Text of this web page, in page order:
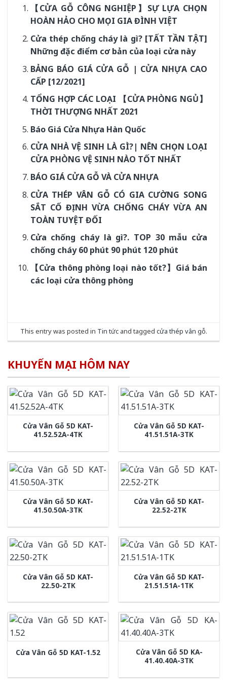
【CỬA GỖ CÔNG NGHIỆP】SỰ LỰA CHỌN
HOÀN HẢO CHO MỌI GIA ĐÌNH VIỆT
Cửa thép chống cháy là gì? [TẤT TẦN TẬT]
Những đặc điểm cơ bản của loại cửa này
BẢNG BÁO GIÁ CỬA GỖ | CỬA NHỰA CAO
CẤP [12/2021]
TỔNG HỢP CÁC LOẠI 【CỬA PHÒNG NGỦ】
THỜI THƯỢNG NHẤT 2021
Báo Giá Cửa Nhựa Hàn Quốc
CỬA NHÀ VỆ SINH LÀ GÌ?| NÊN CHỌN LOẠI
CỬA PHÒNG VỆ SINH NÀO TỐT NHẤT
BÁO GIÁ CỬA GỖ VÀ CỬA NHỰA
CỬA THÉP VÂN GỖ CÓ GIA CƯỜNG SONG
SẮT CỐ ĐỊNH VỪA CHỐNG CHÁY VỪA AN
TOÀN TUYỆT ĐỐI
Cửa chống cháy là gì?. TOP 30 mẫu cửa
chống cháy 60 phút 90 phút 120 phút
【Cửa thông phòng loại nào tốt?】Giá bán
các loại cửa thông phòng
This entry was posted in Tin tứcand tagged cửa thép vân gỗ.
KHUYẾN MẠI HÔM NAY
Cửa Vân Gỗ 5D KAT-
41.52.52A-4TK
Cửa Vân Gỗ 5D KAT-
41.51.51A-3TK
Cửa Vân Gỗ 5D KAT-
41.50.50A-3TK
Cửa Vân Gỗ 5D KAT-
22.52-2TK
Cửa Vân Gỗ 5D KAT-
22.50-2TK
Cửa Vân Gỗ 5D KAT-
21.51.51A-1TK
Cửa Vân Gỗ 5D KAT-1.52
Cửa Vân Gỗ 5D KA-
41.40.40A-3TK